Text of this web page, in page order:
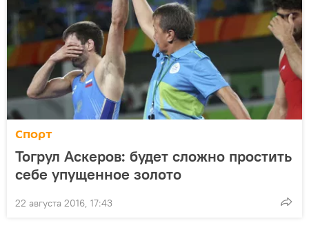
Спорт
Тогрул Аскеров: будет сложно простить
себе упущенное золото
22 августа 2016, 17:43